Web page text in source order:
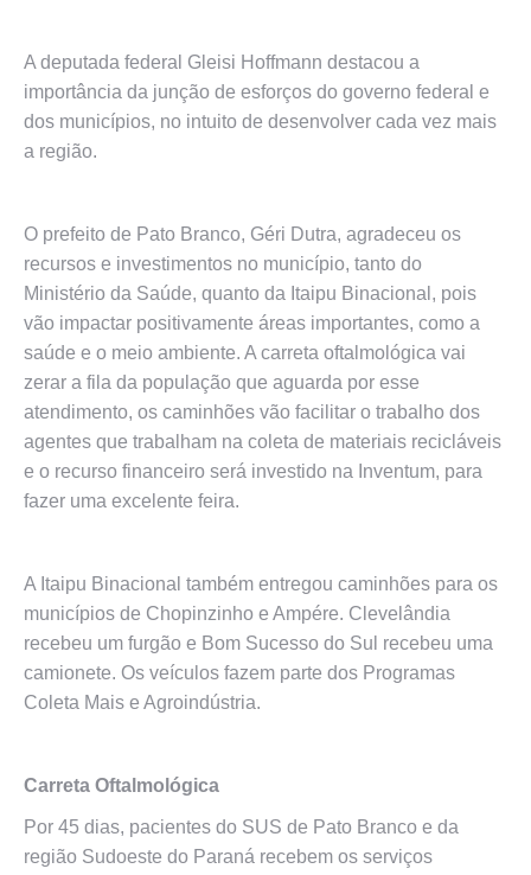
A deputada federal Gleisi Hoffmann destacou a
importância da junção de esforços do governo federal e
dos municípios, no intuito de desenvolver cada vez mais
a região.
O prefeito de Pato Branco, Géri Dutra, agradeceu os
recursos e investimentos no município, tanto do
Ministério da Saúde, quanto da Itaipu Binacional, pois
vão impactar positivamente áreas importantes, como a
saúde e o meio ambiente. A carreta oftalmológica vai
zerar a fila da população que aguarda por esse
atendimento, os caminhões vão facilitar o trabalho dos
agentes que trabalham na coleta de materiais recicláveis
e o recurso financeiro será investido na Inventum, para
fazer uma excelente feira.
A Itaipu Binacional também entregou caminhões para os
municípios de Chopinzinho e Ampére. Clevelândia
recebeu um furgão e Bom Sucesso do Sul recebeu uma
camionete. Os veículos fazem parte dos Programas
Coleta Mais e Agroindústria.
Carreta Oftalmológica
Por 45 dias, pacientes do SUS de Pato Branco e da
região Sudoeste do Paraná recebem os serviços